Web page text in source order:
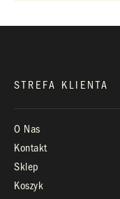
STREFA KLIENTA
O Nas
Kontakt
Sklep
Koszyk